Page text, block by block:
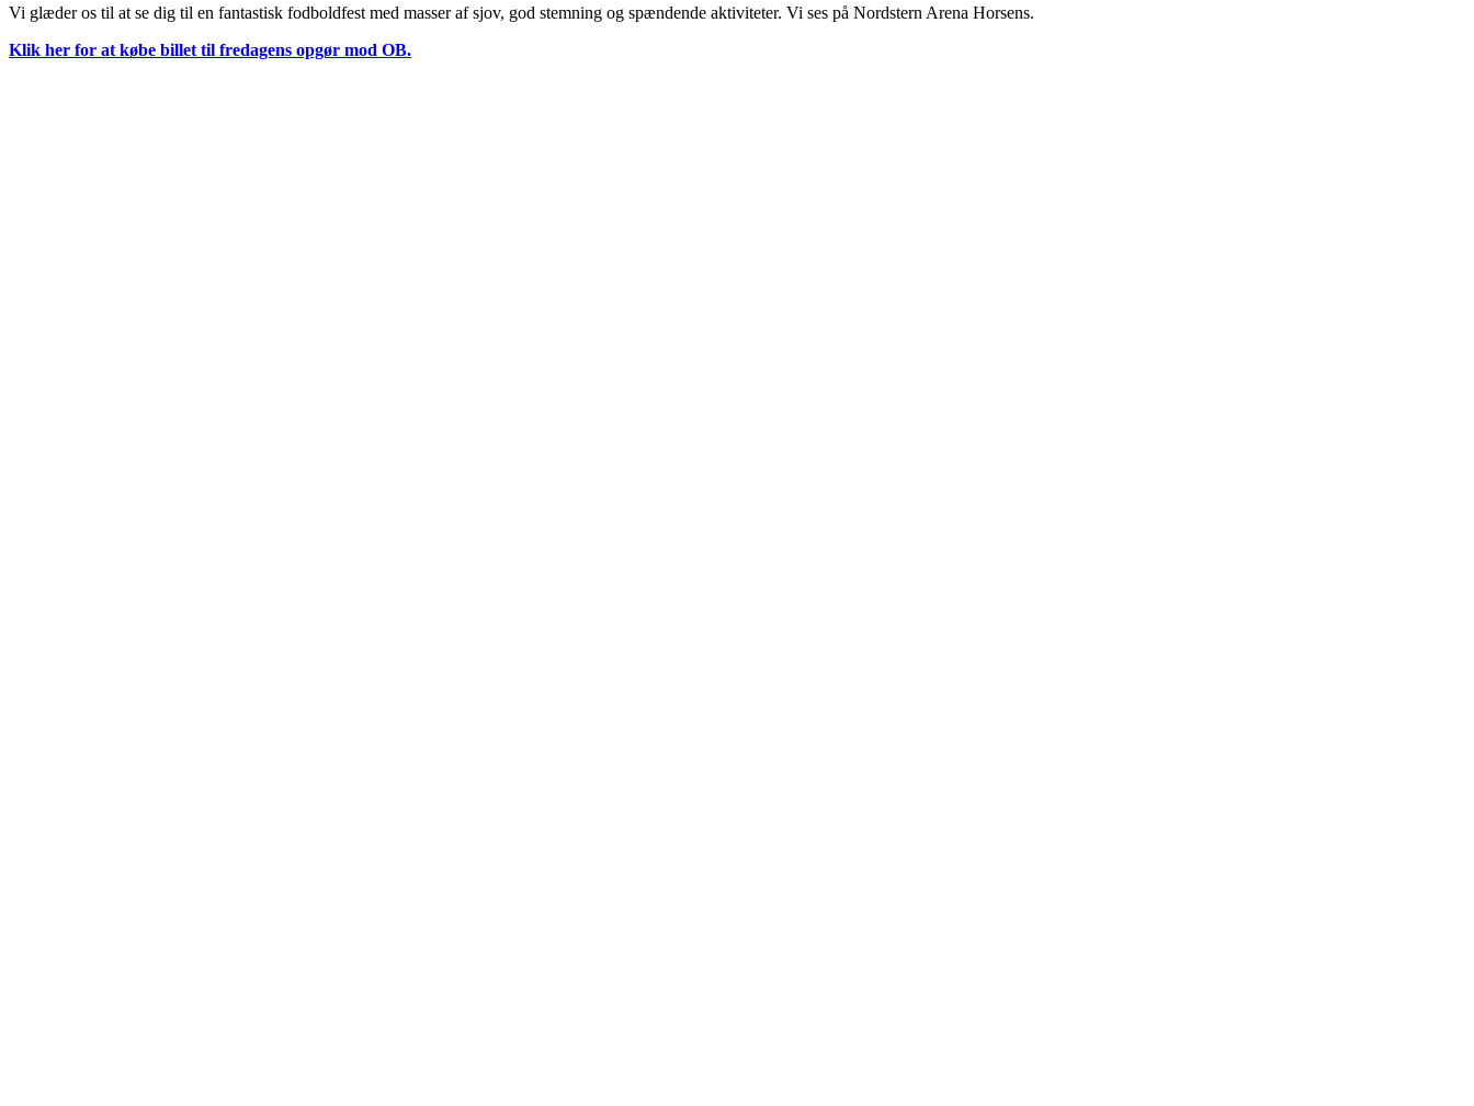
Vi glæder os til at se dig til en fantastisk fodboldfest med masser af sjov, god stemning og spændende aktiviteter. Vi ses på Nordstern Arena Horsens.
Klik her for at købe billet til fredagens opgør mod OB.